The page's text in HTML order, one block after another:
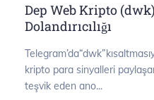
Dep Web Kripto
Dolandırıcılığı
kripto para sinyalleri
teşvik eden ano...